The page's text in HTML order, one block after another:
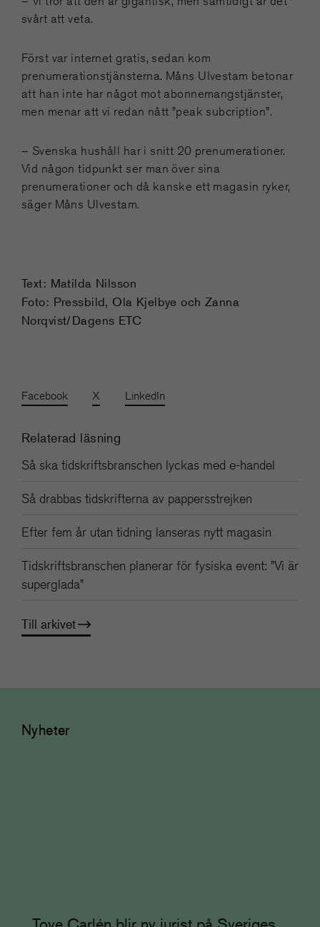
svårt att veta.
Först var internet gratis, sedan kom
prenumerationstjänsterna. Måns Ulvestam betonar
att han inte har något mot abonnemangstjänster,
men menar att vi redan nått ”peak subcription”.
– Svenska hushåll har i snitt 20 prenumerationer.
Vid någon tidpunkt ser man över sina
prenumerationer och då kanske ett magasin ryker,
säger Måns Ulvestam.
Text: Matilda Nilsson
Foto: Pressbild, Ola Kjelbye och Zanna
Norqvist/Dagens ETC
Facebook X LinkedIn
Relaterad läsning
Så ska tidskriftsbranschen lyckas med e-handel
Så drabbas tidskrifterna av pappersstrejken
Efter fem år utan tidning lanseras nytt magasin
Tidskriftsbranschen planerar för fysiska event: ”Vi är
superglada”
Till arkivet
Nyheter